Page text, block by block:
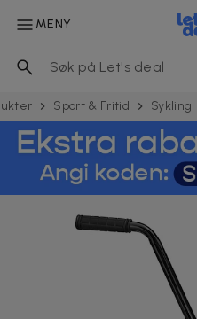
MENY
Sport & Fritid Sykling